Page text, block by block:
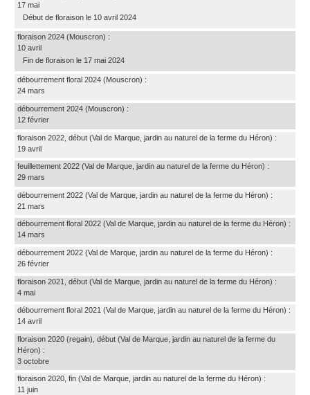
17 mai
Début de floraison le 10 avril 2024
floraison 2024 (Mouscron) :
10 avril
Fin de floraison le 17 mai 2024
débourrement floral 2024 (Mouscron) :
24 mars
débourrement 2024 (Mouscron) :
12 février
floraison 2022, début (Val de Marque, jardin au naturel de la ferme du Héron) :
19 avril
feuillettement 2022 (Val de Marque, jardin au naturel de la ferme du Héron) :
29 mars
débourrement 2022 (Val de Marque, jardin au naturel de la ferme du Héron) :
21 mars
débourrement floral 2022 (Val de Marque, jardin au naturel de la ferme du Héron) :
14 mars
débourrement 2022 (Val de Marque, jardin au naturel de la ferme du Héron) :
26 février
floraison 2021, début (Val de Marque, jardin au naturel de la ferme du Héron) :
4 mai
débourrement floral 2021 (Val de Marque, jardin au naturel de la ferme du Héron) :
14 avril
floraison 2020 (regain), début (Val de Marque, jardin au naturel de la ferme du
Héron) :
3 octobre
floraison 2020, fin (Val de Marque, jardin au naturel de la ferme du Héron) :
11 juin